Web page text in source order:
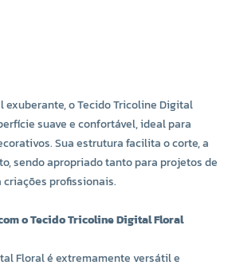
exuberante, o Tecido Tricoline Digital
suave e confortável, ideal para
Sua estrutura facilita o corte, a
sendo apropriado tanto para projetos de
profissionais.
o Tecido Tricoline Digital Floral
Floral é extremamente versátil e